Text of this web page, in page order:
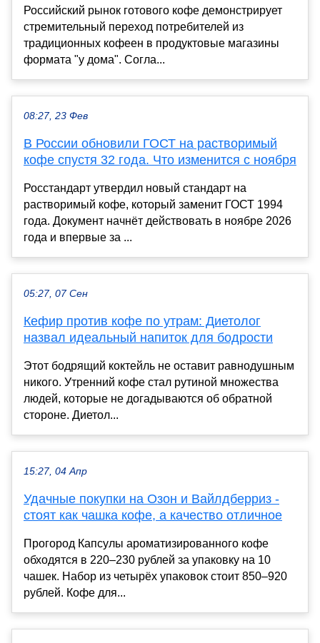
Российский рынок готового кофе демонстрирует
стремительный переход потребителей из
традиционных кофеен в продуктовые магазины
формата "у дома". Согла...
08:27, 23 Фев
В России обновили ГОСТ на растворимый
кофе спустя 32 года. Что изменится с ноября
Росстандарт утвердил новый стандарт на
растворимый кофе, который заменит ГОСТ 1994
года. Документ начнёт действовать в ноябре 2026
года и впервые за ...
05:27, 07 Сен
Кефир против кофе по утрам: Диетолог
назвал идеальный напиток для бодрости
Этот бодрящий коктейль не оставит равнодушным
никого. Утренний кофе стал рутиной множества
людей, которые не догадываются об обратной
стороне. Диетол...
15:27, 04 Апр
Удачные покупки на Озон и Вайлдберриз -
стоят как чашка кофе, а качество отличное
Прогород Капсулы ароматизированного кофе
обходятся в 220–230 рублей за упаковку на 10
чашек. Набор из четырёх упаковок стоит 850–920
рублей. Кофе для...